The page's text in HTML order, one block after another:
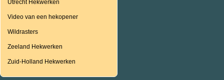
Utrecht Hekwerken
Video van een hekopener
Wildrasters
Zeeland Hekwerken
Zuid-Holland Hekwerken